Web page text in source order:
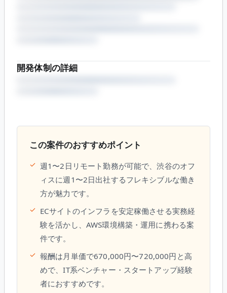
開発体制の詳細
この案件のおすすめポイント
✓ 週1〜2日リモート勤務が可能で、渋谷のオフ
ィスに週1〜2日出社するフレキシブルな働き
方が魅力です。
✓ ECサイトのインフラを安定稼働させる実務経
験を活かし、AWS環境構築・運用に携わる案
件です。
✓ 報酬は月単価で670,000円〜720,000円と高
めで、IT系ベンチャー・スタートアップ経験
者におすすめです。